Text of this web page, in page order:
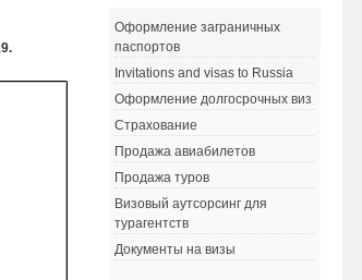
Оформление заграничных
паспортов
Invitations and visas to Russia
Оформление долгосрочных виз
Страхование
Продажа авиабилетов
Продажа туров
Визовый аутсорсинг для
турагентств
Документы на визы